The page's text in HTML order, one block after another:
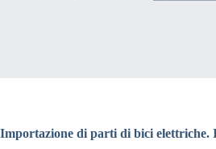
Importazione di parti di bici elettriche.